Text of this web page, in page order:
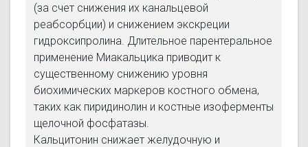
(за счет снижения их канальцевой
реабсорбции) и снижением экскреции
гидроксипролина. Длительное парентеральное
применение Миакальцика приводит к
существенному снижению уровня
биохимических маркеров костного обмена,
таких как пиридинолин и костные изоферменты
щелочной фосфатазы.
Кальцитонин снижает желудочную и